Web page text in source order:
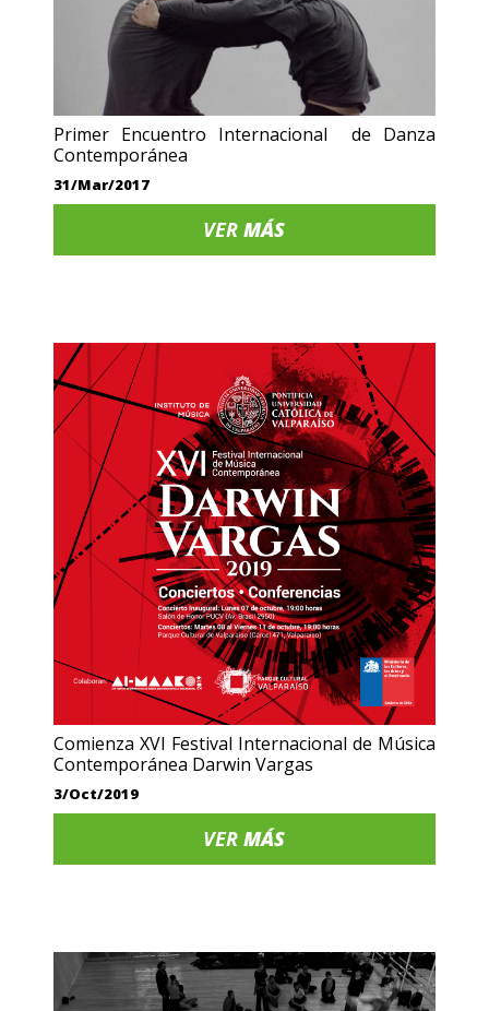
Primer Encuentro Internacional de Danza
Contemporánea
31/Mar/2017
VERMÁS
Comienza XVI Festival Internacional de Música
Contemporánea Darwin Vargas
3/Oct/2019
VERMÁS